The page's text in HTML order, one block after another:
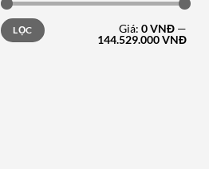
Giá
tối
thiểu
Giá
tối
đa
LỌC Giá: 0 VNĐ—
144.529.000 VNĐ